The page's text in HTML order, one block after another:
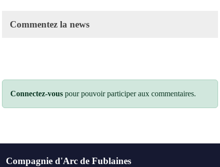
Commentez la news
Connectez-vous pour pouvoir participer aux commentaires.
Compagnie d'Arc de Fublaines